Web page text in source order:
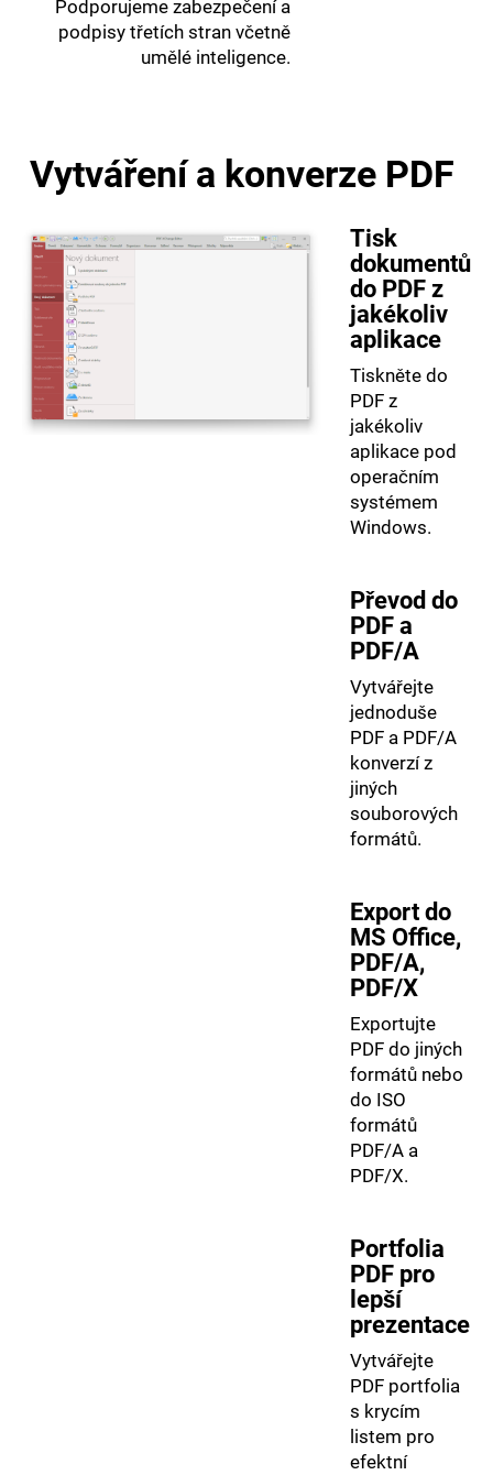
Podporujeme zabezpečení a
podpisy třetích stran včetně
umělé inteligence.
Vytváření a konverze PDF
Tisk
dokumentů
do PDF z
jakékoliv
aplikace
Tiskněte do
PDF z
jakékoliv
aplikace pod
operačním
systémem
Windows.
Převod do
PDF a
PDF/A
Vytvářejte
jednoduše
PDF a PDF/A
konverzí z
jiných
souborových
formátů.
Export do
MS Office,
PDF/A,
PDF/X
Exportujte
PDF do jiných
formátů nebo
do ISO
formátů
PDF/A a
PDF/X.
Portfolia
PDF pro
lepší
prezentace
Vytvářejte
PDF portfolia
s krycím
listem pro
efektní